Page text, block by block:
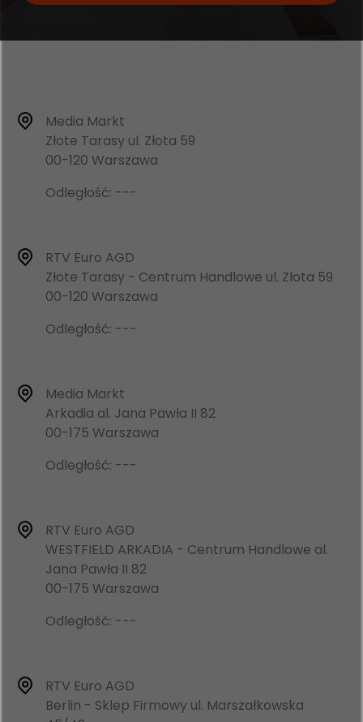
Media Markt
Złote Tarasy ul. Złota 59
00-120 Warszawa
Odległość: ---
RTV Euro AGD
Złote Tarasy - Centrum Handlowe ul. Złota 59
00-120 Warszawa
Odległość: ---
Media Markt
Arkadia al. Jana Pawła II 82
00-175 Warszawa
Odległość: ---
RTV Euro AGD
WESTFIELD ARKADIA - Centrum Handlowe al.
Jana Pawła II 82
00-175 Warszawa
Odległość: ---
RTV Euro AGD
Berlin - Sklep Firmowy ul. Marszałkowska